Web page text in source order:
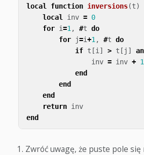
local function inversions(t)
local inv = 0
for i=1, #t do
for
j=i+1, #t do
if t [i] > t [ j ]
inv = inv + 1
end
end
end
return inv
end
Zwróć uwagę, że puste pole się